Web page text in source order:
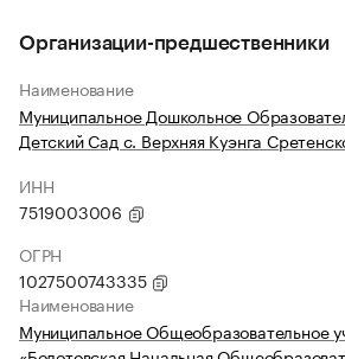
Организации-предшественники
Наименование
Муниципальное Дошкольное
Детский Сад с. Верхняя Куэнга
ИНН
7519003006
ОГРН
1027500743335
Наименование
Муниципальное Общеобразовательное